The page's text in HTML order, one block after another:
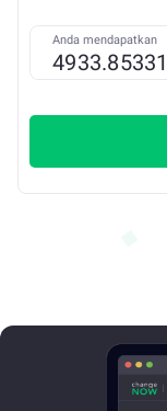
Anda mendapatkan